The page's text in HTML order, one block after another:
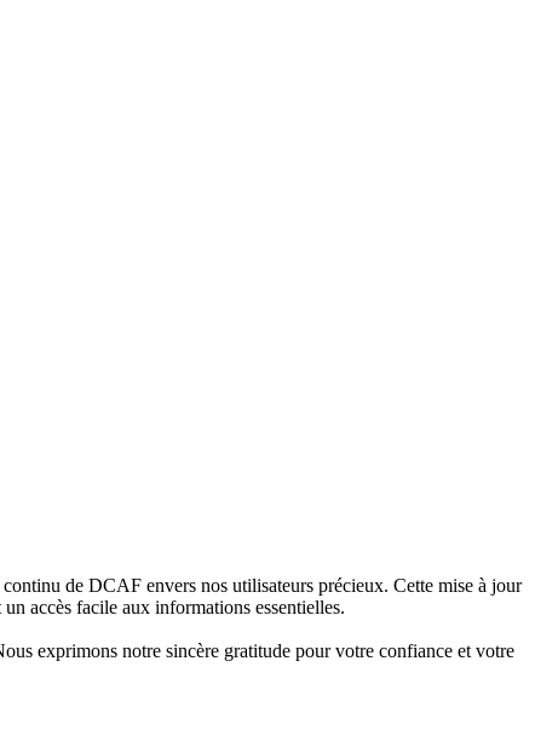
de DCAF envers nos utilisateurs précieux. Cette mise à jour
accès facile aux informations essentielles.
exprimons notre sincère gratitude pour votre confiance et votre